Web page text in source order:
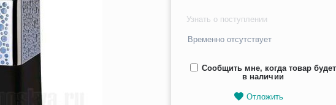
Узнать о поступлении
Временно отсутствует
Сообщить мне, когда товар будет
в наличии
Отложить